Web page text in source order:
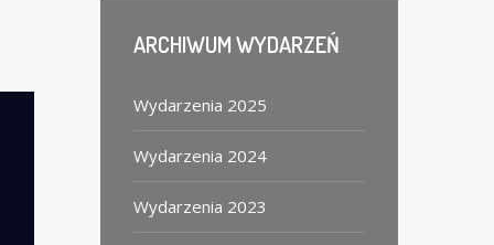
ARCHIWUMWYDARZEŃ
Wydarzenia 2025
Wydarzenia 2024
Wydarzenia 2023